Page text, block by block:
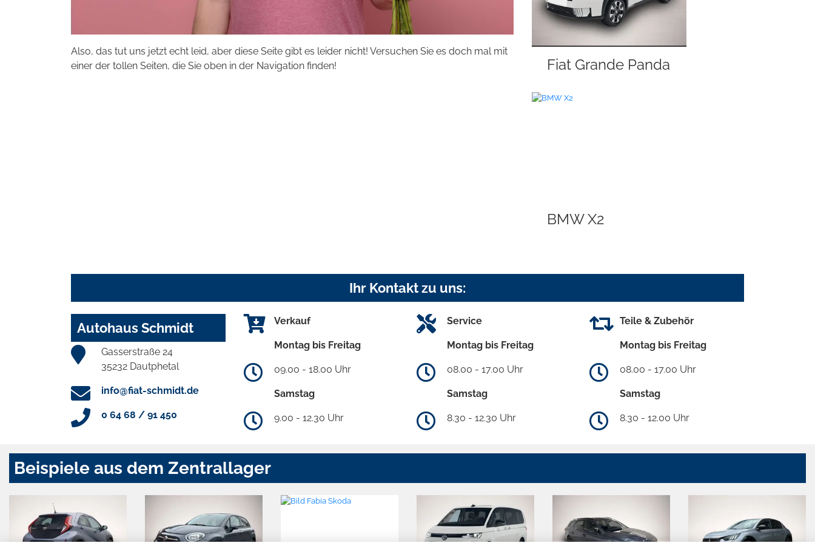
Also, das tut uns jetzt echt leid, aber diese Seite gibt es leider nicht! Versuchen Sie es doch mal mit
einer der tollen Seiten, die Sie oben in der Navigation finden!
Fiat Grande Panda
BMW X2
Ihr Kontakt zu uns:
Autohaus Schmidt
Gasserstraße 24
35232 Dautphetal
info@fiat-schmidt.de
0 64 68 / 91 450
Verkauf
Montag bis Freitag
09.00 - 18.00 Uhr
Samstag
9.00 - 12.30 Uhr
Service
Montag bis Freitag
08.00 - 17.00 Uhr
Samstag
8.30 - 12.30 Uhr
Teile & Zubehör
Montag bis Freitag
08.00 - 17.00 Uhr
Samstag
8.30 - 12.00 Uhr
Beispiele aus dem Zentrallager